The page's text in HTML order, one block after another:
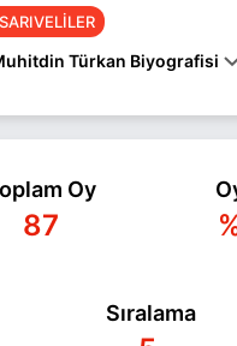
Türkan Biyografisi
başkan adayı olarak CHP ile
yarışıyor. Muhitdin
daha fazla bilgi için
Muhitdin
Oy
87
Sıralama